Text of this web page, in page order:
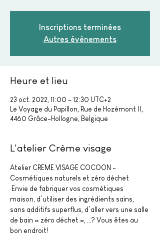
Inscriptions terminées
Autres évènements
Heure et lieu
23 oct. 2022, 11:00 – 12:30 UTC+2
Le Voyage du Papillon, Rue de Hozémont 11,
4460 Grâce-Hollogne, Belgique
L'atelier Crème visage
Atelier CREME VISAGE COCOON -
Cosmétiques naturels et zéro déchet
Envie de fabriquer vos cosmétiques
maison, d’utiliser des ingrédients sains,
sans additifs superflus, d’aller vers une salle
de bain « zéro déchet », …? Vous êtes au
bon endroit!